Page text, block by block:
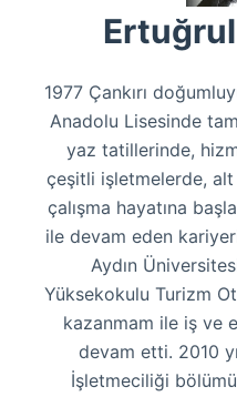
1977 Çankırı
Anadolu Lisesinde
yaz tatillerinde,
çeşitli işletmelerde,
çalışma hayatına
ile devam eden
Aydın
Yüksekokulu Turizm
kazanmam ile iş ve
devam etti. 2010
İşletmeciliği